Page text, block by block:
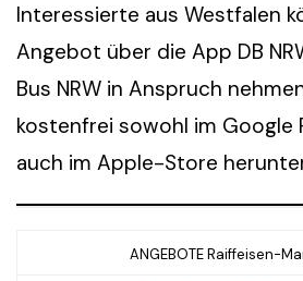
Interessierte aus Westfalen
Angebot über die App DB
Bus NRW in Anspruch
kostenfrei sowohl im Google
auch im Apple-Store
ANGEBOTE Raiffeisen-